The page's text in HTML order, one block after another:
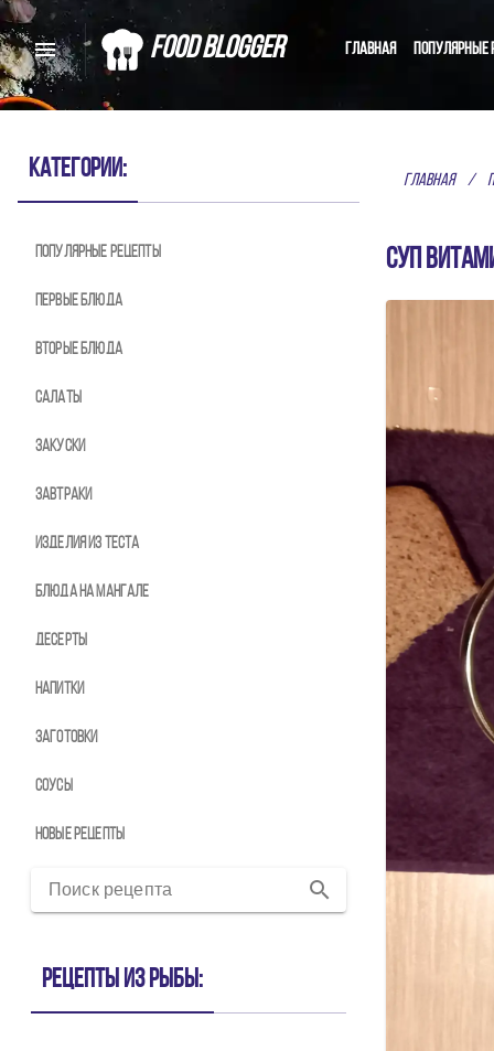
Food Blogger Главная Популярные
Домашние рецепты
Категории:
Популярные рецепты
Первые блюда
Вторые блюда
Салаты
Закуски
Завтраки
Изделия из теста
Блюда на мангале
Десерты
Напитки
Заготовки
Соусы
Новые рецепты
Поиск рецепта
Рецепты из рыбы:
Главная /
Суп